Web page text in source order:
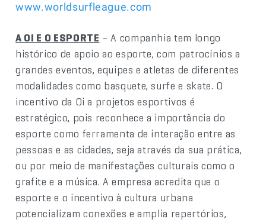
www.worldsurfleague.com
A OI E O ESPORTE – A companhia tem longo
histórico de apoio ao esporte, com patrocínios a
grandes eventos, equipes e atletas de diferentes
modalidades como basquete, surfe e skate. O
incentivo da Oi a projetos esportivos é
estratégico, pois reconhece a importância do
esporte como ferramenta de interação entre as
pessoas e as cidades, seja através da sua prática,
ou por meio de manifestações culturais como o
grafite e a música. A empresa acredita que o
esporte e o incentivo à cultura urbana
potencializam conexões e amplia repertórios,